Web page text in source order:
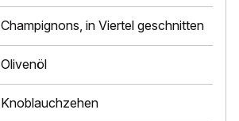
Champignons, in Viertel geschnitten
Olivenöl
Knoblauchzehen